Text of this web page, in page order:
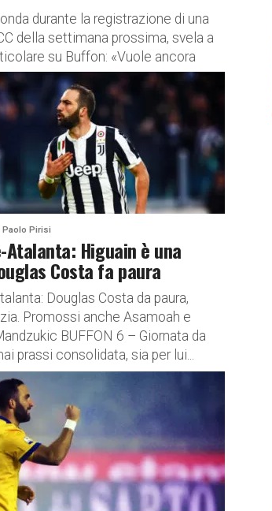
durante la registrazione di una
della settimana prossima, svela a
su Buffon: «Vuole ancora
Paolo Pirisi
Atalanta: Higuain è una
Costa fa paura
Douglas Costa da paura,
Promossi anche Asamoah e
BUFFON 6 – Giornata da
prassi consolidata, sia per lui...